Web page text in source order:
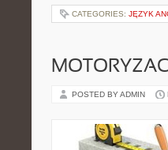
CATEGORIES: JĘZYK
POSTED BY ADMIN